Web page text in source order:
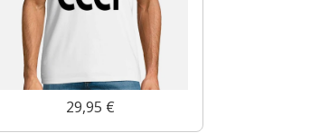
29,95 €